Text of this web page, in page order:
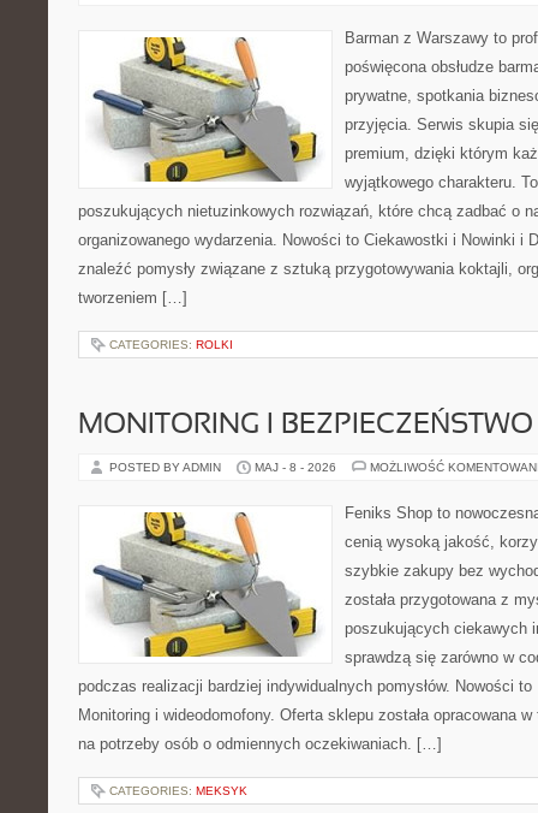
Barman z Warszawy to
poświęcona obsłudze
prywatne, spotkania
przyjęcia. Serwis skupia
premium, dzięki którym
wyjątkowego charakteru.
poszukujących nietuzinkowych rozwiązań, które chcą zadbać o
organizowanego wydarzenia. Nowości to Ciekawostki i Nowinki i
znaleźć pomysły związane z sztuką przygotowywania koktajli,
tworzeniem […]
CATEGORIES: ROLKI
MONITORING I
POSTED BY ADMIN MAJ - 8 - 2026 MOŻLIWOŚĆ
Feniks Shop to
cenią wysoką jakość,
szybkie zakupy bez
została przygotowana z
poszukujących ciekawych
sprawdzą się zarówno w
podczas realizacji bardziej indywidualnych pomysłów. Nowości
Monitoring i wideodomofony. Oferta sklepu została opracowana
na potrzeby osób o odmiennych oczekiwaniach. […]
CATEGORIES: MEKSYK